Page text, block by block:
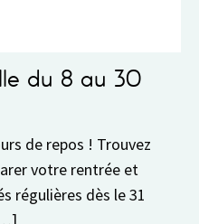
du 8 au 30
de repos ! Trouvez
votre rentrée et
régulières dès le 31